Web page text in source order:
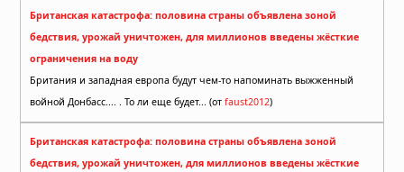
Британская катастрофа: половина страны объявлена зоной
бедствия, урожай уничтожен, для миллионов введены жёсткие
ограничения на воду
Британия и западная европа будут чем-то напоминать выжженный
войной Донбасс.... . То ли еще будет... (от faust2012)
Британская катастрофа: половина страны объявлена зоной
бедствия, урожай уничтожен, для миллионов введены жёсткие